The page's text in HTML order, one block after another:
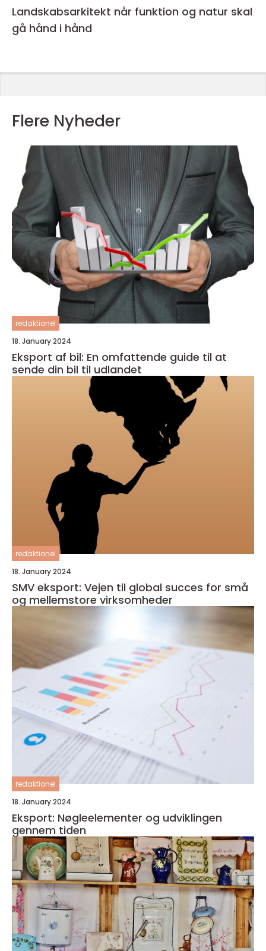
Landskabsarkitekt når funktion og natur skal
gå hånd i hånd
Flere Nyheder
redaktionel
18. January 2024
Eksport af bil: En omfattende guide til at
sende din bil til udlandet
redaktionel
18. January 2024
SMV eksport: Vejen til global succes for små
og mellemstore virksomheder
redaktionel
18. January 2024
Eksport: Nøgleelementer og udviklingen
gennem tiden